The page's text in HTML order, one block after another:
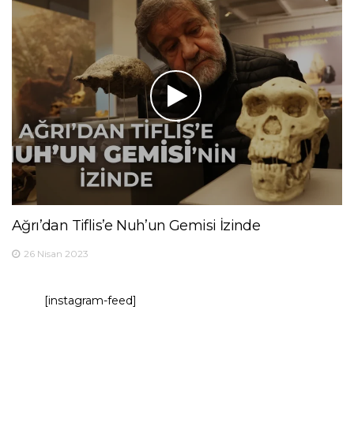
Ağrı’dan Tiflis’e Nuh’un Gemisi İzinde
26 Nisan 2023
[instagram-feed]